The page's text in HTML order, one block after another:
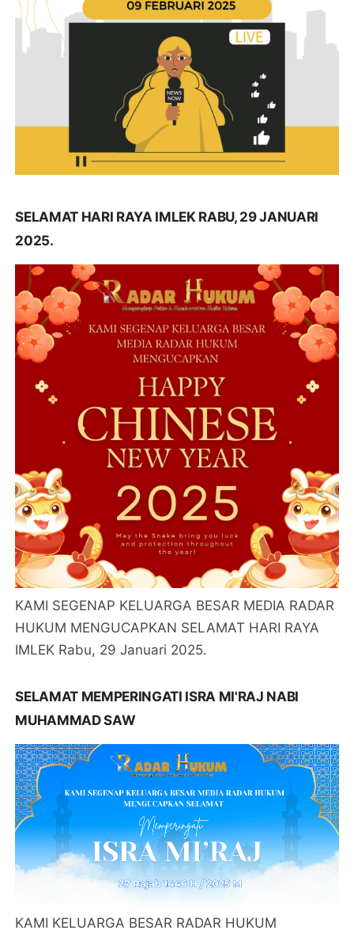
SELAMAT HARI RAYA IMLEK RABU, 29 JANUARI
2025.
KAMI SEGENAP KELUARGA BESAR MEDIA RADAR
HUKUM MENGUCAPKAN SELAMAT HARI RAYA
IMLEK Rabu, 29 Januari 2025.
SELAMAT MEMPERINGATI ISRA MI'RAJ NABI
MUHAMMAD SAW
KAMI KELUARGA BESAR RADAR HUKUM